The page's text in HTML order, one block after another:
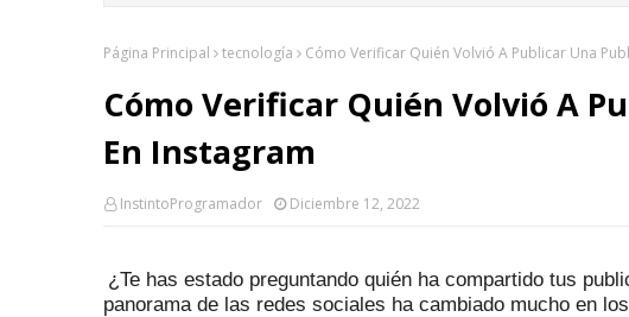
Página Principal tecnología Cómo Verificar Quién Volvió A Publicar Una
Cómo Verificar Quién Volvió A
En Instagram
InstintoProgramador Diciembre 12, 2022
¿Te has estado preguntando quién ha compartido tus
panorama de las redes sociales ha cambiado mucho en